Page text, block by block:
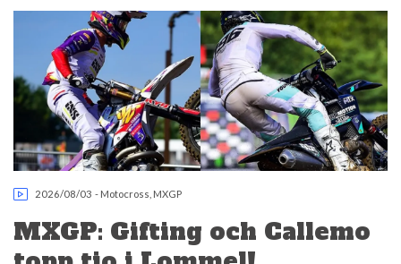
2026/08/03 - Motocross MXGP
MXGP: Gifting och Callemo